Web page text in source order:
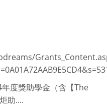
度獎助學金（含【The
助....